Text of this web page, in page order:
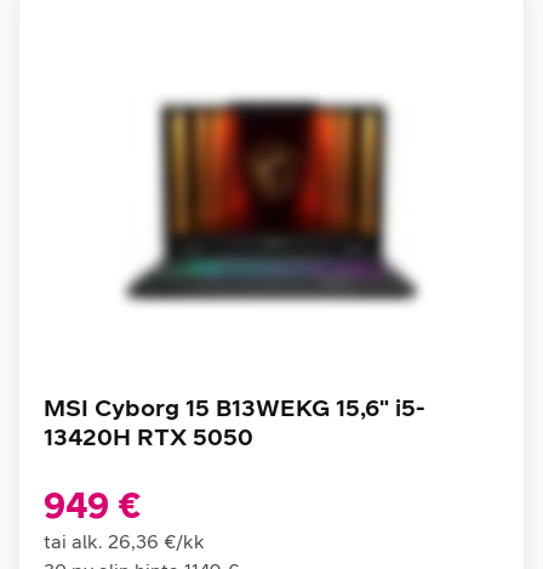
MSI Cyborg 15 B13WEKG 15,6" i5-
13420H RTX 5050
949 €
tai alk. 26,36 €/kk